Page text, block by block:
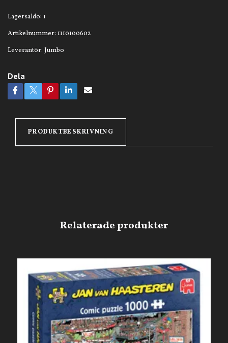
Lagersaldo: 1
Artikelnummer: 1110100602
Leverantör: Jumbo
Dela
PRODUKTBESKRIVNING